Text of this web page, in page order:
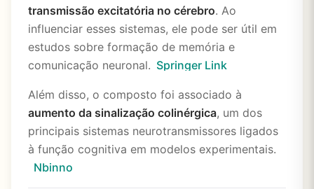
transmissão excitatória no cérebro. Ao
influenciar esses sistemas, ele pode ser útil em
estudos sobre formação de memória e
comunicação neuronal. Springer Link
Além disso, o composto foi associado à
aumento da sinalização colinérgica, um dos
principais sistemas neurotransmissores ligados
à função cognitiva em modelos experimentais.
Nbinno